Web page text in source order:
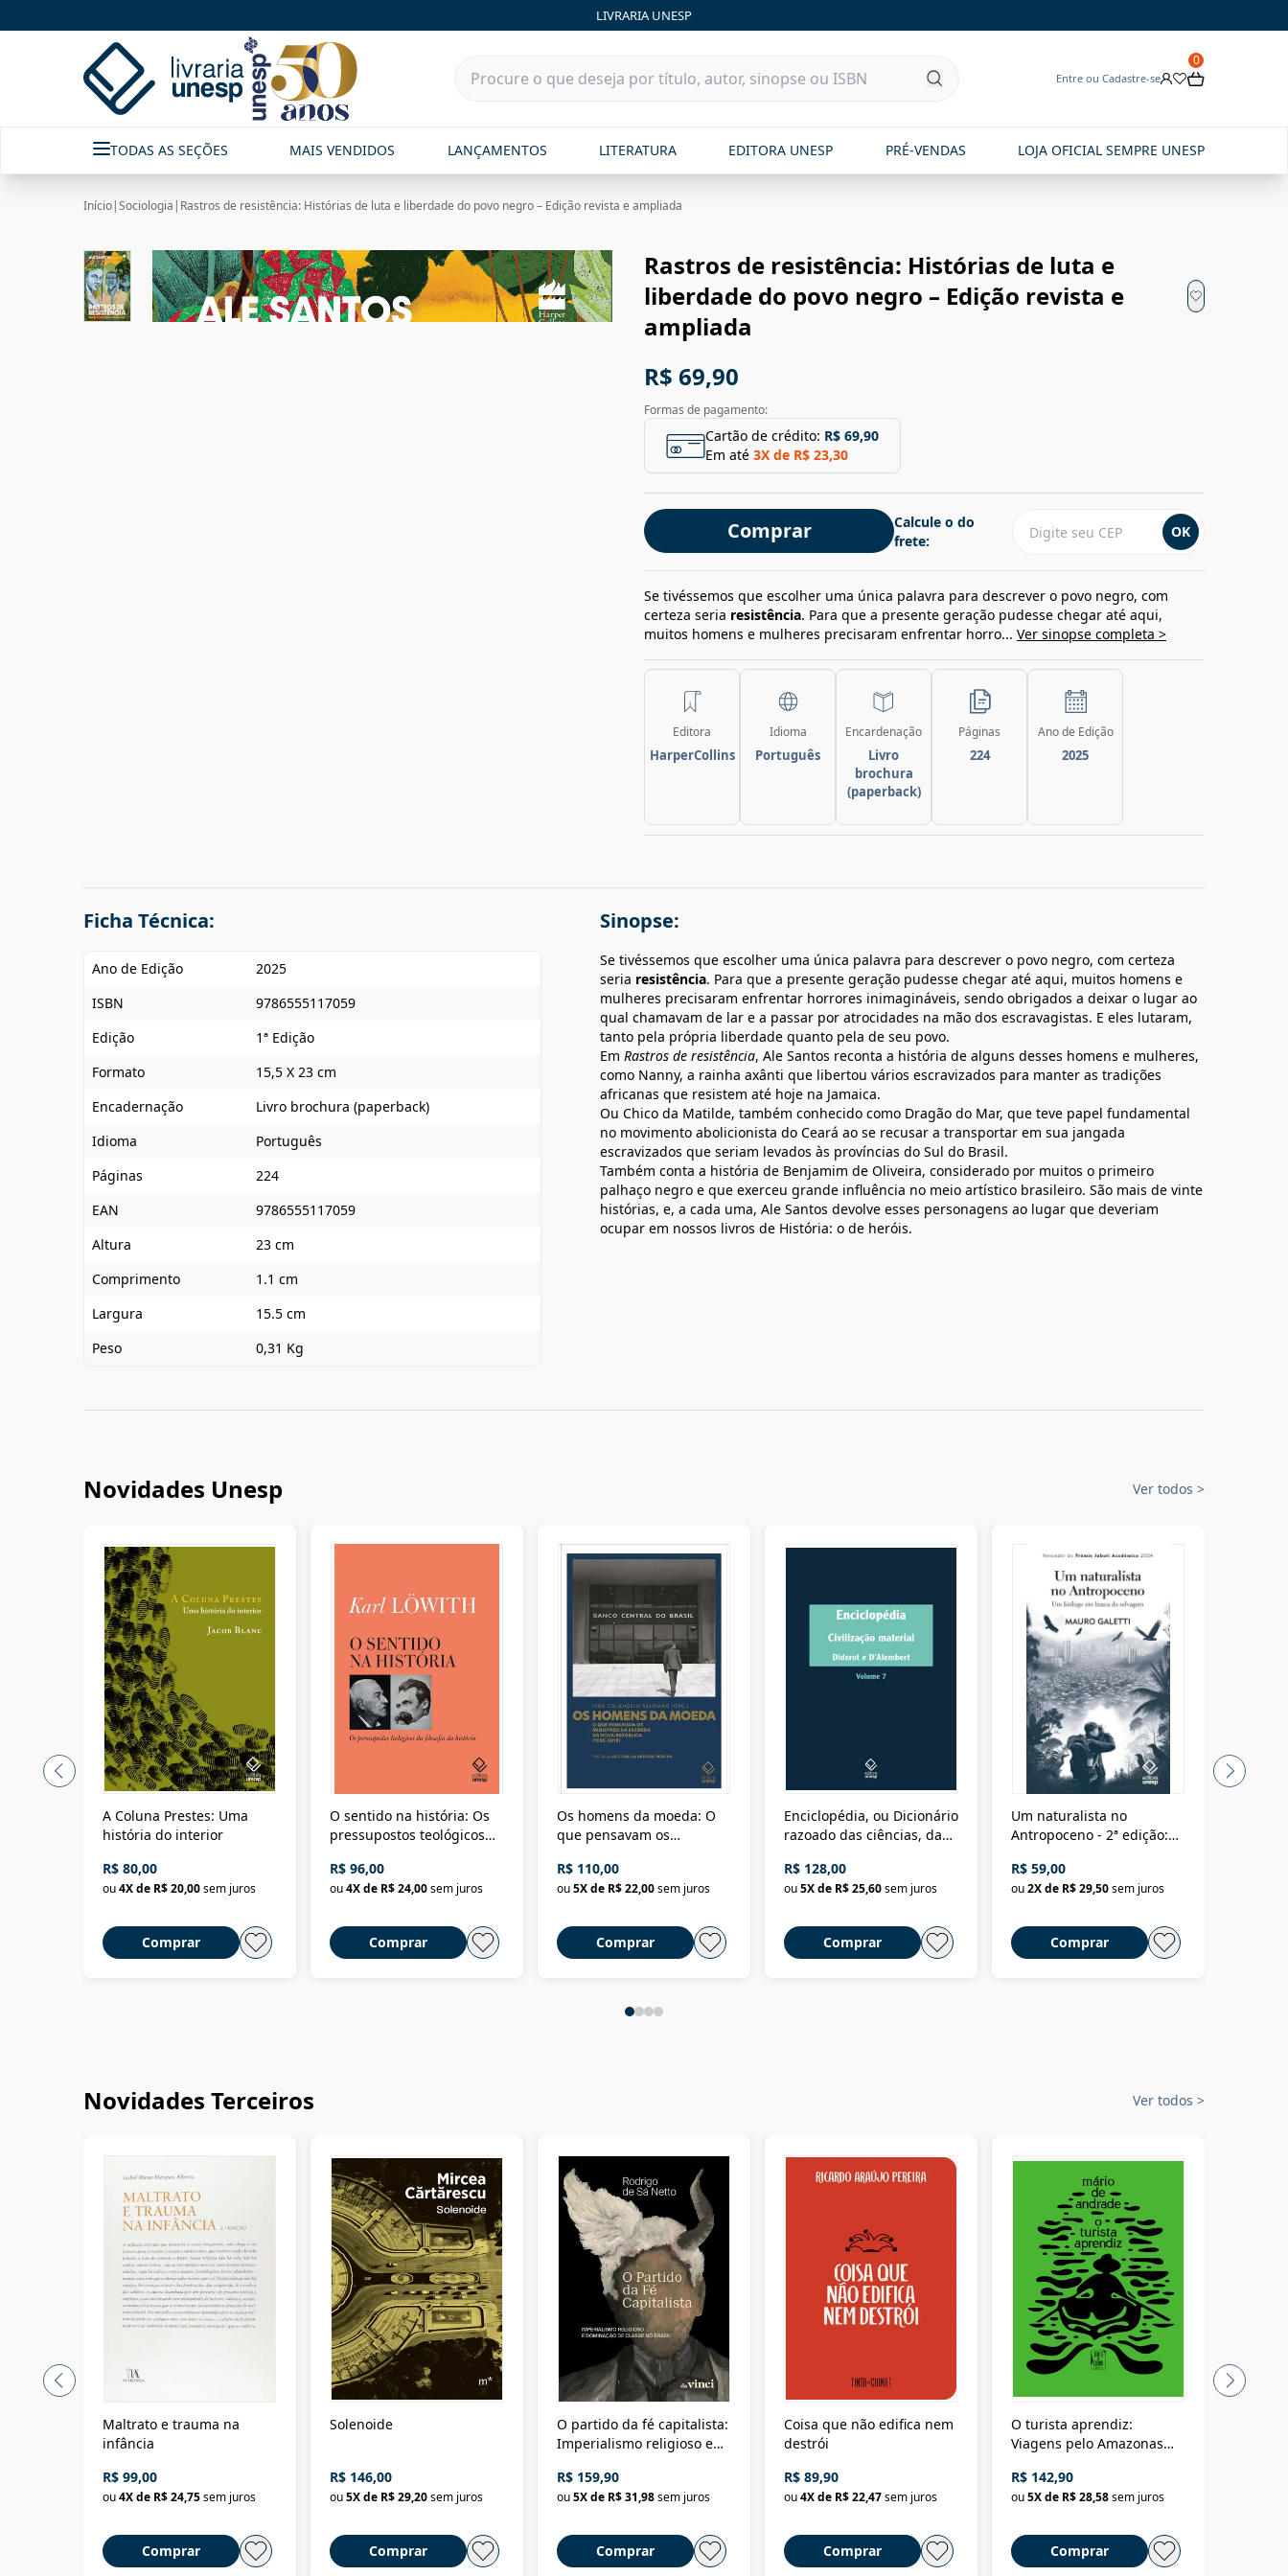
LIVRARIA UNESP
Entre ou Cadastre-se
0
TODAS AS SEÇÕES MAIS VENDIDOS LANÇAMENTOS LITERATURA EDITORA UNESP PRÉ-VENDAS LOJA OFICIAL SEMPRE UNESP
Início|Sociologia | Rastros de resistência: Histórias de luta e liberdade do povo negro – Edição revista e ampliada
Rastros de resistência: Histórias de luta e
liberdade do povo negro – Edição revista e
ampliada
R$ 69,90
Formas de pagamento:
Cartão de crédito: R$ 69,90
Em até 3X de R$ 23,30
Comprar
Calcule o do
frete:
OK
Se tivéssemos que escolher uma única palavra para descrever o povo negro, com
certeza seria resistência. Para que a presente geração pudesse chegar até aqui,
muitos homens e mulheres precisaram enfrentar horro... Ver sinopse completa >
Editora
HarperCollins
Idioma
Português
Encardenação
Livro
brochura
(paperback)
Páginas
224
Ano de Edição
2025
Ficha Técnica:
Ano de Edição
2025
ISBN
9786555117059
Edição
1ª Edição
Formato
15,5 X 23 cm
Encadernação
Livro brochura (paperback)
Idioma
Português
Páginas
224
EAN
9786555117059
Altura
23 cm
Comprimento
1.1 cm
Largura
15.5 cm
Peso
0,31 Kg
Sinopse:
Se tivéssemos que escolher uma única palavra para descrever o povo negro, com certeza
seria resistência. Para que a presente geração pudesse chegar até aqui, muitos homens e
mulheres precisaram enfrentar horrores inimagináveis, sendo obrigados a deixar o lugar ao
qual chamavam de lar e a passar por atrocidades na mão dos escravagistas. E eles lutaram,
tanto pela própria liberdade quanto pela de seu povo.
Em Rastros de resistência, Ale Santos reconta a história de alguns desses homens e mulheres,
como Nanny, a rainha axânti que libertou vários escravizados para manter as tradições
africanas que resistem até hoje na Jamaica.
Ou Chico da Matilde, também conhecido como Dragão do Mar, que teve papel fundamental
no movimento abolicionista do Ceará ao se recusar a transportar em sua jangada
escravizados que seriam levados às províncias do Sul do Brasil.
Também conta a história de Benjamim de Oliveira, considerado por muitos o primeiro
palhaço negro e que exerceu grande influência no meio artístico brasileiro. São mais de vinte
histórias, e, a cada uma, Ale Santos devolve esses personagens ao lugar que deveriam
ocupar em nossos livros de História: o de heróis.
Novidades Unesp Ver todos >
A Coluna Prestes: Uma
história do interior
R$ 80,00
ou4X de R$ 20,00sem juros
Comprar
O sentido na história: Os
pressupostos teológicos
R$ 96,00
ou4X de R$ 24,00sem juros
Comprar
Os homens da moeda: O
que pensavam os
Nova República (1985-
2018)
R$ 110,00
ou5X de R$ 22,00sem juros
Comprar
Enciclopédia, ou Dicionário
razoado das ciências, das
Civilização material
R$ 128,00
ou5X de R$ 25,60sem juros
Comprar
Um naturalista no
Antropoceno - 2ª edição:
selvagem
R$ 59,00
ou2X de R$ 29,50sem juros
Comprar
Novidades Terceiros Ver todos >
Maltrato e trauma na
infância
R$ 99,00
ou4X de R$ 24,75sem juros
Comprar
Solenoide
R$ 146,00
ou5X de R$ 29,20sem juros
Comprar
O partido da fé capitalista:
Imperialismo religioso e
Brasil
R$ 159,90
ou5X de R$ 31,98sem juros
Comprar
Coisa que não edifica nem
destrói
R$ 89,90
ou4X de R$ 22,47sem juros
Comprar
O turista aprendiz:
Viagens pelo Amazonas
até a Bolívia e por Marajó
até dizer chega
R$ 142,90
ou5X de R$ 28,58sem juros
Comprar